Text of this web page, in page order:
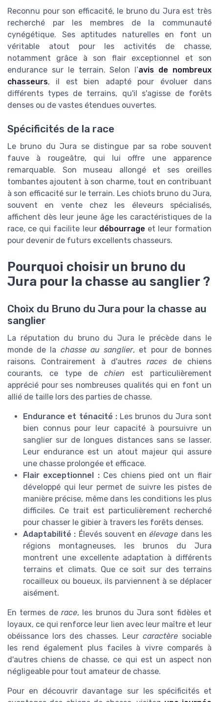
Reconnu pour son efficacité, le bruno du Jura est très
recherché par les membres de la communauté
cynégétique. Ses aptitudes naturelles en font un
véritable atout pour les activités de chasse,
notamment grâce à son flair exceptionnel et son
endurance sur le terrain. Selon l’avis de nombreux
chasseurs, il est bien adapté pour évoluer dans
différents types de terrains, qu'il s'agisse de forêts
denses ou de vastes étendues ouvertes.
Spécificités de la race
Le bruno du Jura se distingue par sa robe souvent
fauve à rougeâtre, qui lui offre une apparence
remarquable. Son museau allongé et ses oreilles
tombantes ajoutent à son charme, tout en contribuant
à son efficacité sur le terrain. Les chiots bruno du Jura,
souvent en vente chez les éleveurs spécialisés,
affichent dès leur jeune âge les caractéristiques de la
race, ce qui facilite leur débourrage et leur formation
pour devenir de futurs excellents chasseurs.
Pourquoi choisir un bruno du
Jura pour la chasse au sanglier ?
Choix du Bruno du Jura pour la chasse au
sanglier
La réputation du bruno du Jura le précède dans le
monde de la chasse au sanglier, et pour de bonnes
raisons. Contrairement à d'autresraces de chiens
courants, ce type dechien est particulièrement
apprécié pour ses nombreuses qualités qui en font un
allié de taille lors des parties de chasse.
Endurance et ténacité :Les brunos du Jura sont
bien connus pour leur capacité à poursuivre un
sanglier sur de longues distances sans se lasser.
Leur endurance est un atout majeur qui assure
une chasse prolongée et efficace.
Flair exceptionnel :Ces chiens pied ont un flair
développé qui leur permet de suivre les pistes de
manière précise, même dans les conditions les plus
difficiles. Ce trait est particulièrement recherché
pour chasser le gibier à travers les forêts denses.
Adaptabilité : Élevés souvent enélevage dans les
régions montagneuses, les brunos du Jura
montrent une excellente adaptation à différents
terrains et climats. Que ce soit sur des terrains
rocailleux ou boueux, ils parviennent à se déplacer
aisément.
En termes de race, les brunos du Jura sont fidèles et
loyaux, ce qui renforce leur lien avec leur maître et leur
obéissance lors des chasses. Leur caractère sociable
les rend également plus faciles à vivre comparés à
d'autres chiens de chasse, ce qui est un aspect non
négligeable pour tout amateur de chasse.
Pour en découvrir davantage sur les spécificités et